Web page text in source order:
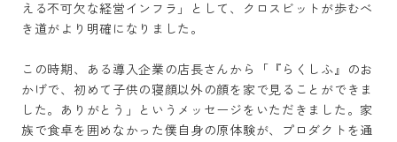
える不可欠な経営インフラ」として、クロスビットが歩むべ
き道がより明確になりました。
この時期、ある導入企業の店長さんから「『らくしふ』のお
かげで、初めて子供の寝顔以外の顔を家で見ることができま
した。ありがとう」というメッセージをいただきました。家
族で食卓を囲めなかった僕自身の原体験が、プロダクトを通